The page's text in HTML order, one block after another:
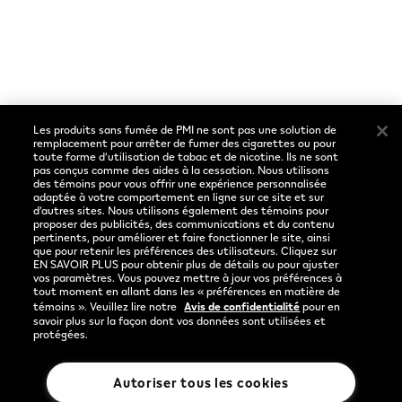
Sociaux
Facebook
Instagram
YouTube
Langue
Français
Les produits sans fumée de PMI ne sont pas une solution de
remplacement pour arrêter de fumer des cigarettes ou pour
toute forme d’utilisation de tabac et de nicotine. Ils ne sont
pas conçus comme des aides à la cessation. Nous utilisons
des témoins pour vous offrir une expérience personnalisée
adaptée à votre comportement en ligne sur ce site et sur
d’autres sites. Nous utilisons également des témoins pour
proposer des publicités, des communications et du contenu
pertinents, pour améliorer et faire fonctionner le site, ainsi
que pour retenir les préférences des utilisateurs. Cliquez sur
EN SAVOIR PLUS pour obtenir plus de détails ou pour ajuster
vos paramètres. Vous pouvez mettre à jour vos préférences à
tout moment en allant dans les « préférences en matière de
témoins ». Veuillez lire notre Avis de confidentialitépour en
savoir plus sur la façon dont vos données sont utilisées et
protégées.
Autoriser tous les cookies